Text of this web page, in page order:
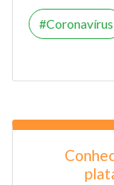
Coronavírus